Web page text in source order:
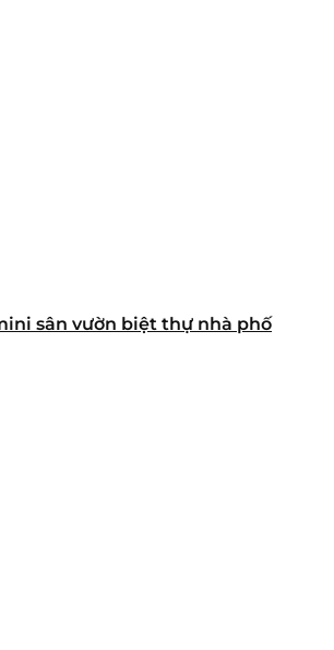
sân vườn biệt thự nhà phố